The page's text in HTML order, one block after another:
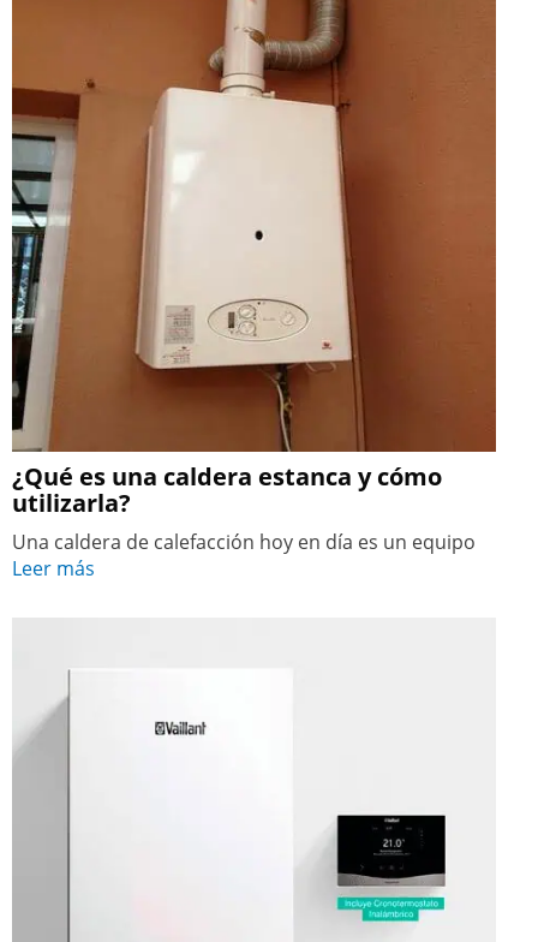
¿Qué es una caldera estanca y cómo
utilizarla?
Una caldera de calefacción hoy en día es un equipo
Leer más